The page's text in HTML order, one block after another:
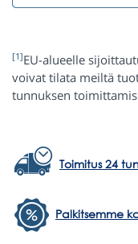
[1]EU-alueelle
voivat tilata meiltä
tunnuksen
Toimitus 24
Palkitsemme